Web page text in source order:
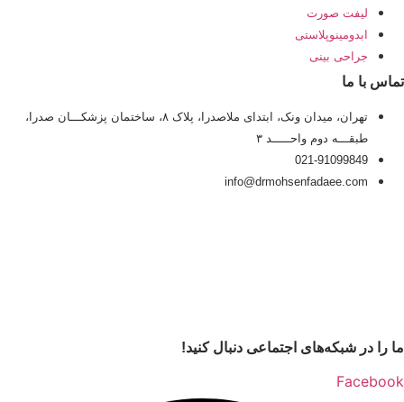
لیفت صورت
ابدومینوپلاستی
جراحی بینی
تماس با ما
تهران، میدان ونک، ابتدای ملاصدرا، پلاک ۸، ساختمان پزشکـــان صدرا،
طبقـــه دوم واحـــــد ۳
021-91099849
info@drmohsenfadaee.com
ما را در شبکه‌های اجتماعی دنبال کنید!
Facebook